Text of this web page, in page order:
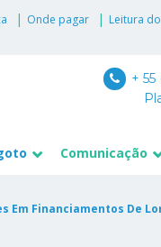
Onde pagar
Leitura
+
Comunicação
Em Financiamentos De